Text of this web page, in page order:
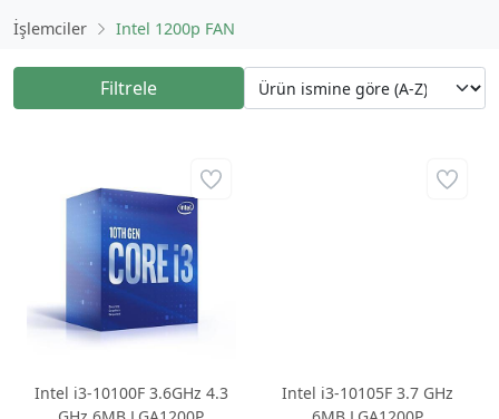
İşlemciler
Intel 1200p FAN
Filtrele
Intel i3-10100F 3.6GHz 4.3
Intel i3-10105F 3.7 GHz